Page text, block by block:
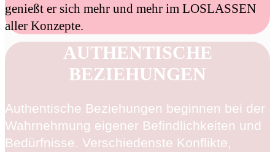
genießt er sich mehr und mehr im LOSLASSEN
aller Konzepte.
AUTHENTISCHE
BEZIEHUNGEN
Authentische Beziehungen beginnen bei der
Wahrnehmung eigener Befindlichkeiten und
Bedürfnisse. Verschiedenste Konflikte,